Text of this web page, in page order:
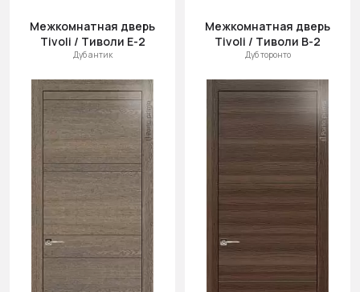
Межкомнатная дверь
Tivoli / Тиволи Е-2
Дуб антик
Межкомнатная дверь
Tivoli / Тиволи В-2
Дуб торонто